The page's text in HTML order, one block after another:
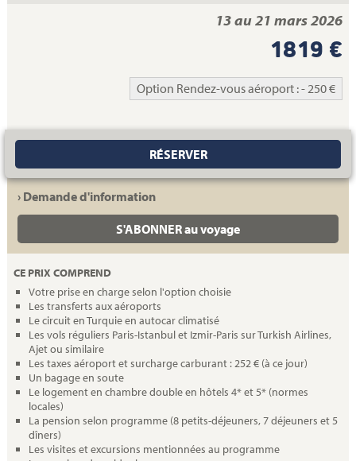
13 au 21 mars 2026
1819 €
Option Rendez-vous aéroport : - 250 €
RÉSERVER
› Demande d'information
S'ABONNER au voyage
CE PRIX COMPREND
Votre prise en charge selon l'option choisie
Les transferts aux aéroports
Le circuit en Turquie en autocar climatisé
Les vols réguliers Paris-Istanbul et Izmir-Paris sur Turkish Airlines,
Ajet ou similaire
Les taxes aéroport et surcharge carburant : 252 € (à ce jour)
Un bagage en soute
Le logement en chambre double en hôtels 4* et 5* (normes
locales)
La pension selon programme (8 petits-déjeuners, 7 déjeuners et 5
dîners)
Les visites et excursions mentionnées au programme